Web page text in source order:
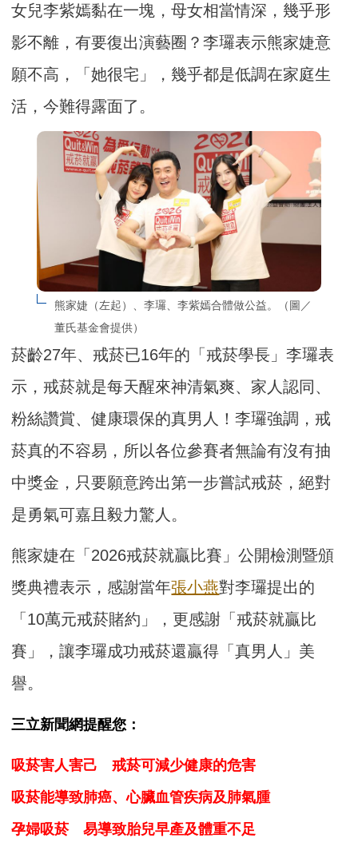
女兒李紫嫣黏在一塊，母女相當情深，幾乎形
影不離，有要復出演藝圈？李㼈表示熊家婕意
願不高，「她很宅」，幾乎都是低調在家庭生
活，今難得露面了。
熊家婕（左起）、李㼈、李紫嫣合體做公益。（圖／
董氏基金會提供）
菸齡27年、戒菸已16年的「戒菸學長」李㼈表
示，戒菸就是每天醒來神清氣爽、家人認同、
粉絲讚賞、健康環保的真男人！李㼈強調，戒
菸真的不容易，所以各位參賽者無論有沒有抽
中獎金，只要願意跨出第一步嘗試戒菸，絕對
是勇氣可嘉且毅力驚人。
熊家婕在「2026戒菸就贏比賽」公開檢測暨頒
獎典禮表示，感謝當年張小燕對李㼈提出的
「10萬元戒菸賭約」，更感謝「戒菸就贏比
賽」，讓李㼈成功戒菸還贏得「真男人」美
譽。
三立新聞網提醒您：
吸菸害人害己 戒菸可減少健康的危害
吸菸能導致肺癌、心臟血管疾病及肺氣腫
孕婦吸菸 易導致胎兒早產及體重不足